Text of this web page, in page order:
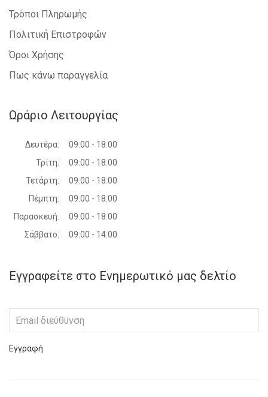
Τρόποι Πληρωμής
Πολιτική Επιστροφών
Όροι Χρήσης
Πως κάνω παραγγελία
Ωράριο Λειτουργίας
Δευτέρα:
09:00 - 18:00
Τρίτη:
09:00 - 18:00
Τετάρτη:
09:00 - 18:00
Πέμπτη:
09:00 - 18:00
Παρασκευή:
09:00 - 18:00
Σάββατο:
09:00 - 14:00
Εγγραφείτε στο Ενημερωτικό μας δελτίο
Εγγραφή